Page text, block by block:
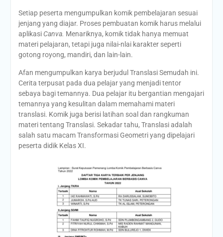
Setiap peserta mengumpulkan komik pembelajaran sesuai
jenjang yang diajar. Proses pembuatan komik harus melalui
aplikasi Canva. Menariknya, komik tidak hanya memuat
materi pelajaran, tetapi juga nilai-nlai karakter seperti
gotong royong, mandiri, dan lain-lain.
Afan mengumpulkan karya berjudul Translasi Semudah ini.
Cerita terpusat pada dua pelajar yang menjadi tentor
sebaya bagi temannya. Dua pelajar itu bergantian mengajari
temannya yang kesulitan dalam memahami materi
translasi. Komik juga berisi latihan soal dan rangkuman
materi tentang Translasi. Sekadar tahu, Translasi adalah
salah satu macam Transformasi Geometri yang dipelajari
peserta didik Kelas XI.